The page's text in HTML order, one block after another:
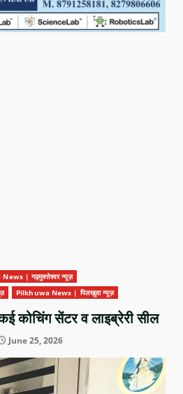
| गढ़मुक्तेश्वर न्यूज़
Pilkhuwa News | पिलखुवा न्यूज़
कोचिंग सेंटर व लाइब्रेरी सील
June 25, 2026